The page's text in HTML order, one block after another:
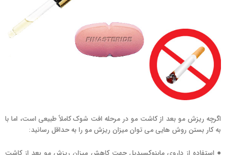
اگرچه ریزش مو بعد از کاشت مو در مرحله افت شوک کاملاً طبیعی است، اما با
به کار بستن روش هایی می توان میزان ریزش مو را به حداقل رسانید: